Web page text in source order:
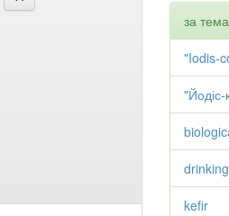
за
"Iodis-
kefir